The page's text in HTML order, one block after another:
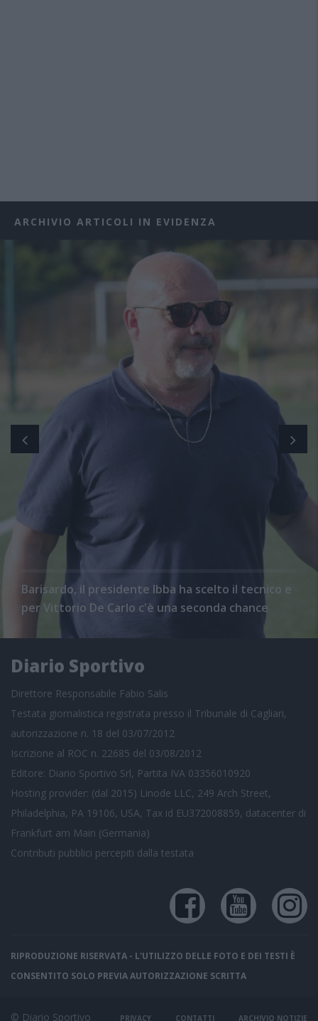
ARCHIVIO ARTICOLI IN EVIDENZA
Barisardo, il presidente Ibba ha scelto il tecnico e
per Vittorio De Carlo c'è una seconda chance
Diario Sportivo
Direttore Responsabile Fabio Salis
Testata giornalistica registrata presso il Tribunale di Cagliari,
autorizzazione n. 18 del 03/07/2012
Iscrizione al ROC n. 22685 del 03/08/2012
Editore: Diario Sportivo Srl, Partita IVA 03356010920
Hosting provider: (dal 2015) Linode LLC, 249 Arch Street,
Philadelphia, PA 19106, USA, Tax id EU372008859, datacenter di
Frankfurt am Main (Germania)
Contributi pubblici percepiti dalla testata
RIPRODUZIONE RISERVATA - L'UTILIZZO DELLE FOTO E DEI TESTI È
CONSENTITO SOLO PREVIA AUTORIZZAZIONE SCRITTA
© Diario Sportivo PRIVACY CONTATTI ARCHIVIO NOTIZIE